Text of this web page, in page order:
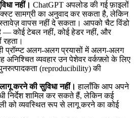
नहीं। ChatGPT अपलोड की गई फ़ाइलों
सामग्री का अनुवाद कर सकता है, लेकिन
वापस नहीं दे सकता। आपको चैट विंडो
— कोई टेबल नहीं, कोई हेडर नहीं, और
रहता।
प्रॉम्प्ट अलग-अलग प्रयासों में अलग-अलग
व्यवहार उन पेशेवर वर्कफ़्लो के लिए
(reproducibility) की
करने की सुविधा नहीं। हालाँकि आप अपने
निर्देश शामिल कर सकते हैं, लेकिन कई
को व्यवस्थित रूप से लागू करने का कोई